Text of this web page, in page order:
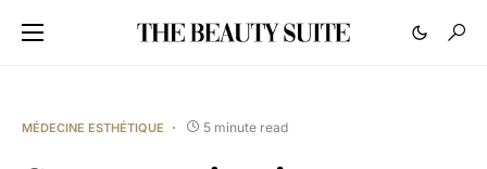
MÉDECINE ESTHÉTIQUE 5 minute read